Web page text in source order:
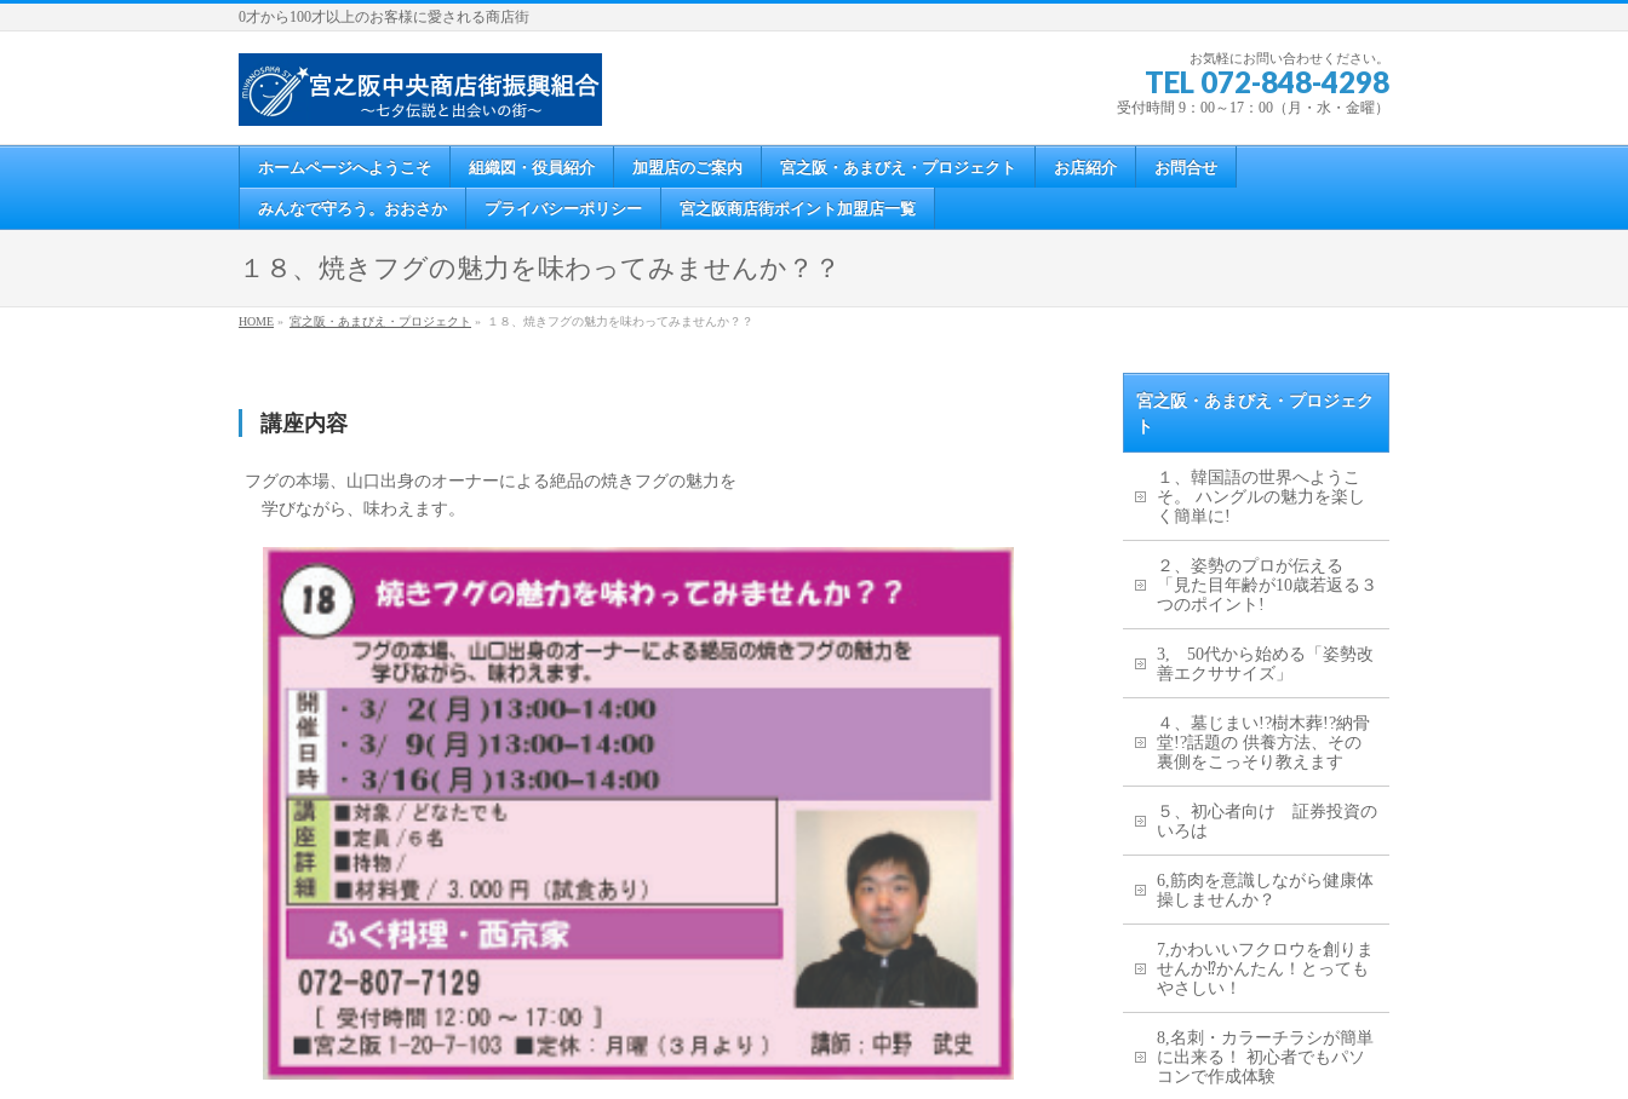
0才から100才以上のお客様に愛される商店街
お気軽にお問い合わせください。
TEL 072-848-4298
受付時間 9：00～17：00（月・水・金曜）
ホームページへようこそ 組織図・役員紹介 加盟店のご案内 宮之阪・あまびえ・プロジェクト お店紹介 お問合せ
みんなで守ろう。おおさか プライバシーポリシー 宮之阪商店街ポイント加盟店一覧
１８、焼きフグの魅力を味わってみませんか？？
HOME » 宮之阪・あまびえ・プロジェクト » １８、焼きフグの魅力を味わってみませんか？？
講座内容
フグの本場、山口出身のオーナーによる絶品の焼きフグの魅力を
学びながら、味わえます。
宮之阪・あまびえ・プロジェク
ト
１、韓国語の世界へようこ
そ。 ハングルの魅力を楽し
く簡単に!
２、姿勢のプロが伝える
「見た目年齢が10歳若返る３
つのポイント!
3, 50代から始める「姿勢改
善エクササイズ」
４、墓じまい!?樹木葬!?納骨
堂!?話題の 供養方法、その
裏側をこっそり教えます
５、初心者向け 証券投資の
いろは
6,筋肉を意識しながら健康体
操しませんか？
7,かわいいフクロウを創りま
せんか⁉かんたん！とっても
やさしい！
8,名刺・カラーチラシが簡単
に出来る！ 初心者でもパソ
コンで作成体験